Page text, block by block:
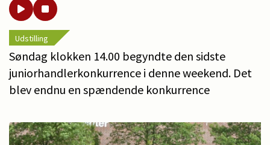
Udstilling
Søndag klokken 14.00 begyndte den sidste
juniorhandlerkonkurrence i denne weekend. Det
blev endnu en spændende konkurrence